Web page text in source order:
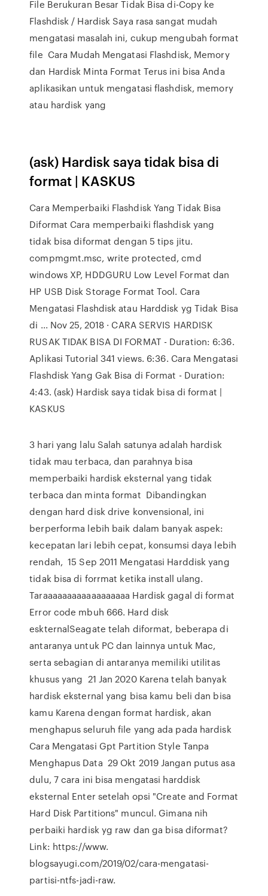
File Berukuran Besar Tidak Bisa di-Copy ke
Flashdisk / Hardisk Saya rasa sangat mudah
mengatasi masalah ini, cukup mengubah format
file Cara Mudah Mengatasi Flashdisk, Memory
dan Hardisk Minta Format Terus ini bisa Anda
aplikasikan untuk mengatasi flashdisk, memory
atau hardisk yang
(ask) Hardisk saya tidak bisa di
format | KASKUS
Cara Memperbaiki Flashdisk Yang Tidak Bisa
Diformat Cara memperbaiki flashdisk yang
tidak bisa diformat dengan 5 tips jitu.
compmgmt.msc, write protected, cmd
windows XP, HDDGURU Low Level Format dan
HP USB Disk Storage Format Tool. Cara
Mengatasi Flashdisk atau Harddisk yg Tidak Bisa
di ... Nov 25, 2018 · CARA SERVIS HARDISK
RUSAK TIDAK BISA DI FORMAT - Duration: 6:36.
Aplikasi Tutorial 341 views. 6:36. Cara Mengatasi
Flashdisk Yang Gak Bisa di Format - Duration:
4:43. (ask) Hardisk saya tidak bisa di format |
KASKUS
3 hari yang lalu Salah satunya adalah hardisk
tidak mau terbaca, dan parahnya bisa
memperbaiki hardisk eksternal yang tidak
terbaca dan minta format Dibandingkan
dengan hard disk drive konvensional, ini
berperforma lebih baik dalam banyak aspek:
kecepatan lari lebih cepat, konsumsi daya lebih
rendah, 15 Sep 2011 Mengatasi Harddisk yang
tidak bisa di forrmat ketika install ulang.
Taraaaaaaaaaaaaaaaaaa Hardisk gagal di format
Error code mbuh 666. Hard disk
eskternalSeagate telah diformat, beberapa di
antaranya untuk PC dan lainnya untuk Mac,
serta sebagian di antaranya memiliki utilitas
khusus yang 21 Jan 2020 Karena telah banyak
hardisk eksternal yang bisa kamu beli dan bisa
kamu Karena dengan format hardisk, akan
menghapus seluruh file yang ada pada hardisk
Cara Mengatasi Gpt Partition Style Tanpa
Menghapus Data 29 Okt 2019 Jangan putus asa
dulu, 7 cara ini bisa mengatasi harddisk
eksternal Enter setelah opsi "Create and Format
Hard Disk Partitions" muncul. Gimana nih
perbaiki hardisk yg raw dan ga bisa diformat?
Link: https://www.
blogsayugi.com/2019/02/cara-mengatasi-
partisi-ntfs-jadi-raw.